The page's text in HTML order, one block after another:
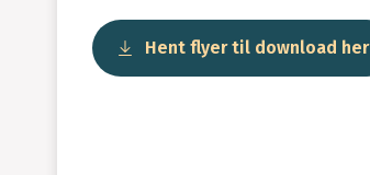
Hent flyer til download her